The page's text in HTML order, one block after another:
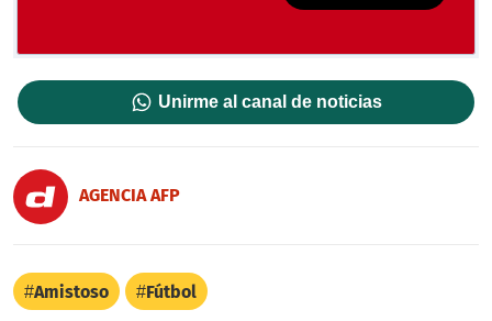
Unirme al canal de noticias
AGENCIA AFP
Amistoso Fútbol